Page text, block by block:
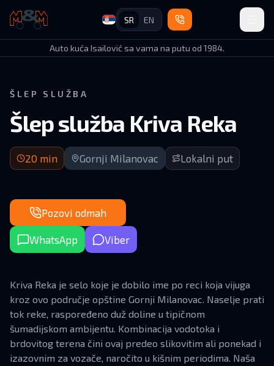
Auto Kuća Isailović
SR EN
Auto kuća Isailović sa vama na putu od 1984.
ŠLEP SLUŽBA
Šlep služba Kriva Reka
Dolazak za 20 minuta | Gornji Milanovac (okolina)
20 min Gornji Milanovac Lokalni put
Pozovi odmah
WhatsApp Viber
Kriva Reka je selo koje je dobilo ime po reci koja vijuga
kroz ovo područje opštine Gornji Milanovac. Naselje prati
tok reke, raspoređeno duž doline u tipičnom
šumadijskom ambijentu. Kombinacija vodotoka i
brdovitog terena čini ovaj predeo slikovitim ali ponekad i
izazovnim za vozače, naročito u kišnim periodima. Naša